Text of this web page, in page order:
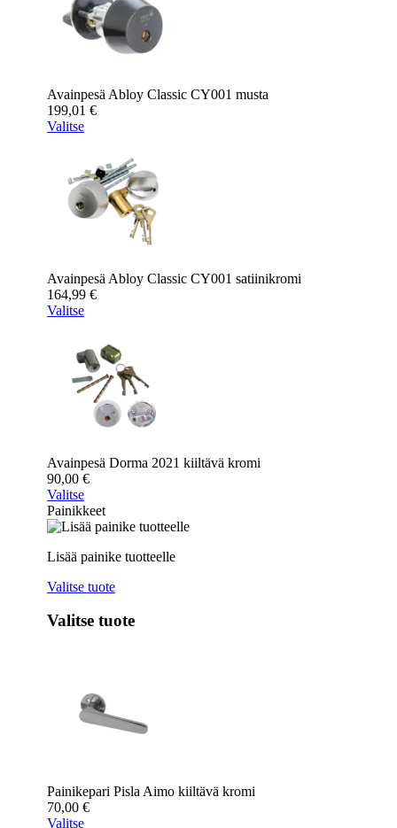
Avainpesä Abloy Classic CY001 musta
199,01 €
Valitse
Avainpesä Abloy Classic CY001 satiinikromi
164,99 €
Valitse
Avainpesä Dorma 2021 kiiltävä kromi
90,00 €
Valitse
Painikkeet
Lisää painike tuotteelle
Valitse tuote
Valitse tuote
Painikepari Pisla Aimo kiiltävä kromi
70,00 €
Valitse